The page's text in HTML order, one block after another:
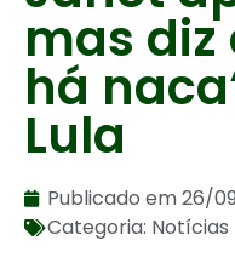
mas diz
há
Lula
Publicado em26/
Categoria: Notícias